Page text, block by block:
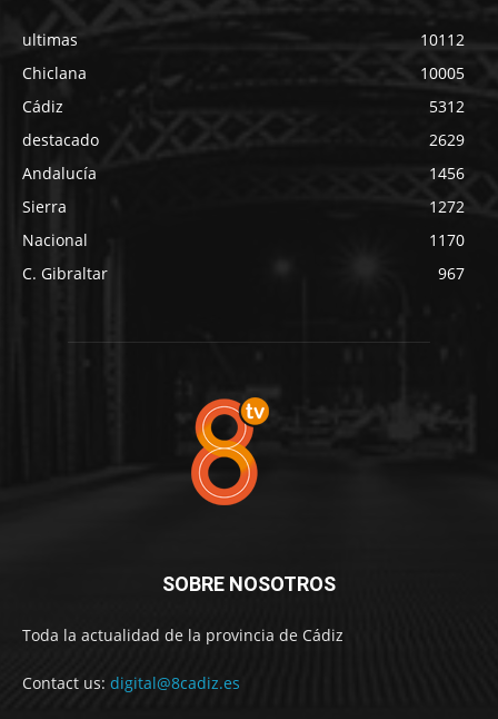
ultimas
10112
Chiclana
10005
Cádiz
5312
destacado
2629
Andalucía
1456
Sierra
1272
Nacional
1170
C. Gibraltar
967
SOBRE NOSOTROS
Toda la actualidad de la provincia de Cádiz
Contact us: digital@8cadiz.es